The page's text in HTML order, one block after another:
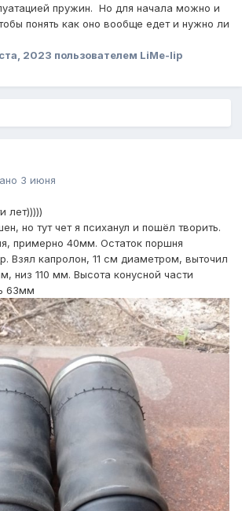
пружин. Но для начала можно и
понять как оно вообще едет и нужно ли
2023 пользователем LiMe-lip
3 июня
лет)))))
но тут чет я психанул и пошёл творить.
примерно 40мм. Остаток поршня
Взял капролон, 11 см диаметром, выточил
низ 110 мм. Высота конусной части
63мм